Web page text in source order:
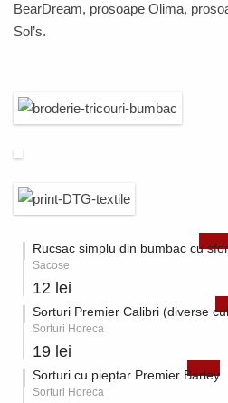
BearDream, prosoape Olima,
Sol’s.
Rucsac simplu din bumbac cu
Sacose
12 lei
Sorturi Premier Calibri (diverse
Sorturi Horeca
19 lei
Sorturi cu pieptar Premier Barley
Sorturi Horeca